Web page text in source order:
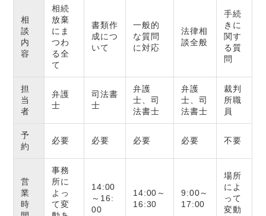
相
談
内
容
相続
放棄
にま
つわ
る全
て
書類作
成につ
いて
一般的
な質問
に対応
法律相
談全般
手続
きに
関す
る質
問
担
当
者
弁護
士
司法書
士
弁護
士、司
法書士
弁護
士、司
法書士
裁判
所職
員
予
約
必要 必要 必要 必要 不要
営
業
時
事務
所に
よっ
て変
14:00
～16:
00
14:00～
16:30
9:00～
17:00
場所
によ
って
変動